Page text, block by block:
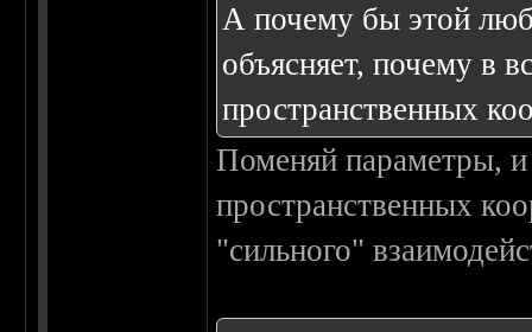
А почему бы этой
объясняет, почему в
пространственных
Поменяй параметры, и
пространственных
"сильного"